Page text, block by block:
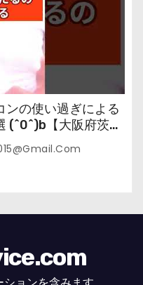
ンの使い過ぎによる
(^0^)b【大阪府茨木
が教えます。】